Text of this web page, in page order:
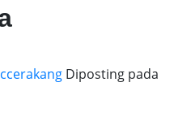
Diposting pada